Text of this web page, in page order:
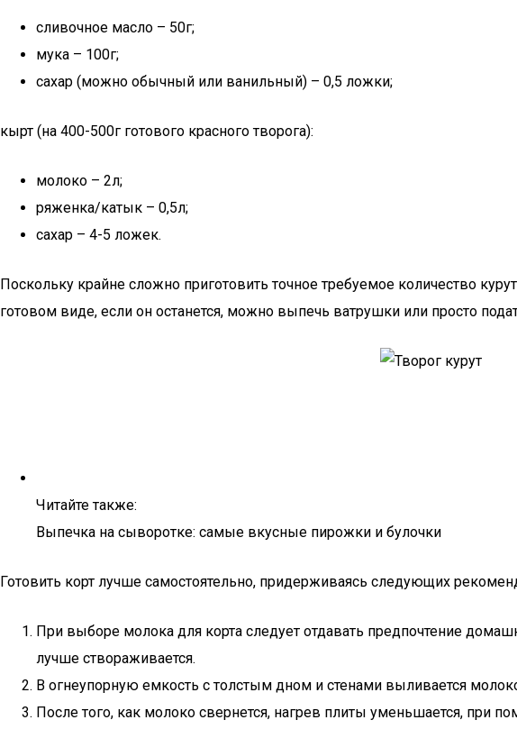
сливочное масло – 50г;
мука – 100г;
сахар (можно обычный или ванильный) – 0,5 ложки;
кырт (на 400-500г готового красного творога):
молоко – 2л;
ряженка/катык – 0,5л;
сахар – 4-5 ложек.
Поскольку крайне сложно приготовить точное требуемое количество
готовом виде, если он останется, можно выпечь ватрушки или просто
Читайте также:
Выпечка на сыворотке: самые вкусные пирожки и булочки
Готовить корт лучше самостоятельно, придерживаясь следующих
При выборе молока для корта следует отдавать предпочтение
лучше створаживается.
В огнеупорную емкость с толстым дном и стенами выливается
После того, как молоко свернется, нагрев плиты уменьшается, при